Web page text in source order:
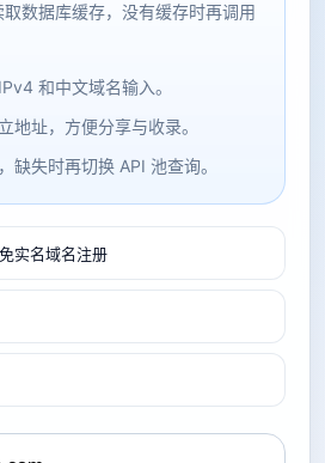
数据库缓存，没有缓存时再调用
和中文域名输入。
地址，方便分享与收录。
缺失时再切换 API 池查询。
实名域名注册